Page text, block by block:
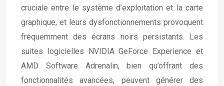
cruciale entre le système d’exploitation et la carte
graphique, et leurs dysfonctionnements provoquent
fréquemment des écrans noirs persistants. Les
suites logicielles NVIDIA GeForce Experience et
AMD Software Adrenalin, bien qu’offrant des
fonctionnalités avancées, peuvent générer des